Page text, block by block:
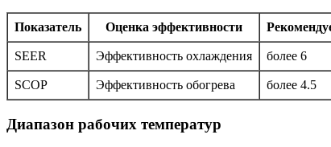
Показатель Оценка эффективности
SEER Эффективность охлаждения более 6
SCOP Эффективность обогрева более 4.5
Диапазон рабочих температур